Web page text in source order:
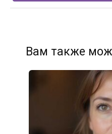
Вам также